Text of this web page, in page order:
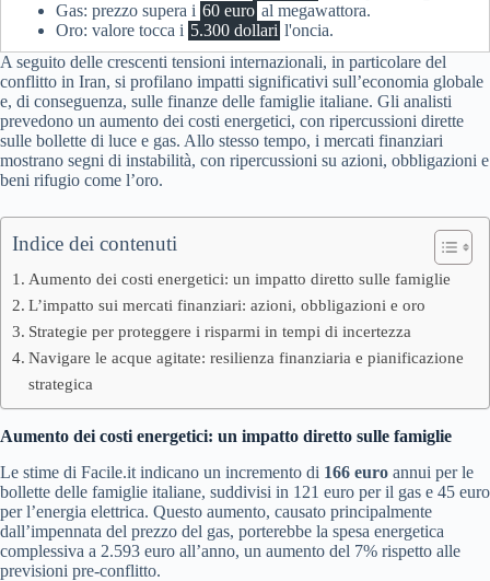
Gas: prezzo supera i 60 euro al megawattora.
Oro: valore tocca i 5.300 dollari l'oncia.
A seguito delle crescenti tensioni internazionali, in particolare del
conflitto in Iran, si profilano impatti significativi sull’economia globale
e, di conseguenza, sulle finanze delle famiglie italiane. Gli analisti
prevedono un aumento dei costi energetici, con ripercussioni dirette
sulle bollette di luce e gas. Allo stesso tempo, i mercati finanziari
mostrano segni di instabilità, con ripercussioni su azioni, obbligazioni e
beni rifugio come l’oro.
Indice dei contenuti
Aumento dei costi energetici: un impatto diretto sulle famiglie
L’impatto sui mercati finanziari: azioni, obbligazioni e oro
Strategie per proteggere i risparmi in tempi di incertezza
Navigare le acque agitate: resilienza finanziaria e pianificazione
strategica
Aumento dei costi energetici: un impatto diretto sulle famiglie
Le stime di Facile.it indicano un incremento di 166 euro annui per le
bollette delle famiglie italiane, suddivisi in 121 euro per il gas e 45 euro
per l’energia elettrica. Questo aumento, causato principalmente
dall’impennata del prezzo del gas, porterebbe la spesa energetica
complessiva a 2.593 euro all’anno, un aumento del 7% rispetto alle
previsioni pre-conflitto.